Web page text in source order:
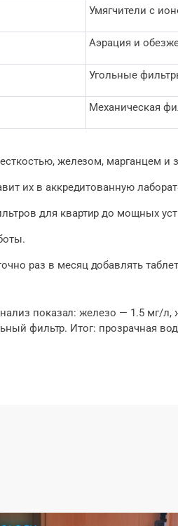
Умягчители с
Аэрация и
Угольные
Механическая
железом, марганцем и
их в аккредитованную
для квартир до мощных
раз в месяц добавлять
показал: железо — 1.5 мг/л,
фильтр. Итог: прозрачная